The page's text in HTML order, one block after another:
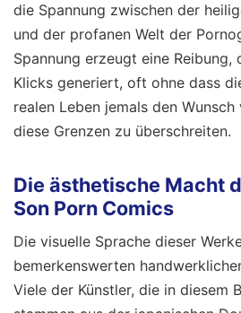
die Spannung zwischen der
und der profanen Welt der
Spannung erzeugt eine Reibung,
Klicks generiert, oft ohne dass
realen Leben jemals den
diese Grenzen zu überschreiten.
Die ästhetische Macht
Son Porn Comics
Die visuelle Sprache dieser
bemerkenswerten
Viele der Künstler, die in diesem